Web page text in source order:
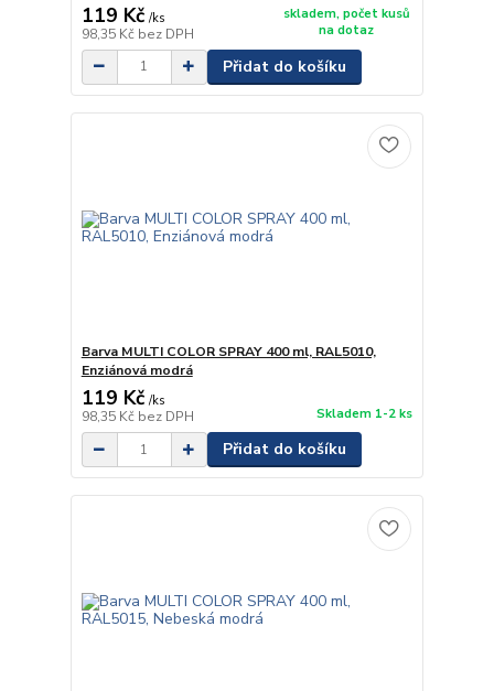
119 Kč /ks
98,35 Kč bez DPH
skladem, počet kusů
na dotaz
Přidat do košíku
Barva MULTI COLOR SPRAY 400 ml, RAL5010,
Enziánová modrá
119 Kč /ks
98,35 Kč bez DPH Skladem 1-2 ks
Přidat do košíku